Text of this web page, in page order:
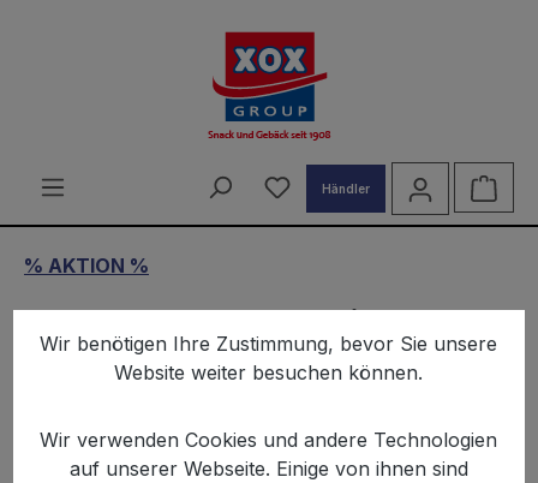
Du hast 0 Produkte auf
Händler
% AKTION %
XOX Nuss-Frucht-Mix 500g
Wir benötigen Ihre Zustimmung, bevor Sie unsere
Website weiter besuchen können.
Wir verwenden Cookies und andere Technologien
auf unserer Webseite. Einige von ihnen sind